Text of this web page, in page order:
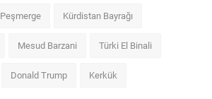
Peşmerge Kürdistan Bayrağı
Mesud Barzani Türki El Binali
Donald Trump Kerkük